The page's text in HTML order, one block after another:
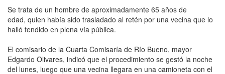
Se trata de un hombre de aproximadamente 65 años de
edad, quien había sido trasladado al retén por una vecina que lo
halló tendido en plena vía pública.
El comisario de la Cuarta Comisaría de Río Bueno, mayor
Edgardo Olivares, indicó que el procedimiento se gestó la noche
del lunes, luego que una vecina llegara en una camioneta con el